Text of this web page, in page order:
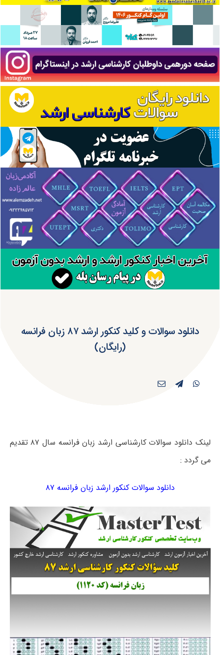
دانلود سوالات و کلید کنکور ارشد ۸۷ زبان فرانسه
(رایگان)
لینک دانلود سوالات کارشناسی ارشد زبان فرانسه سال ۸۷ تقدیم
می گردد :
دانلود سوالات کنکور ارشد زبان فرانسه ۸۷